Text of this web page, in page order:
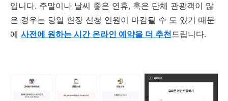
입니다. 주말이나 날씨 좋은 연휴, 혹은 단체 관광객이 많
은 경우는 당일 현장 신청 인원이 마감될 수 도 있기 때문
에 사전에 원하는 시간 온라인 예약을 더 추천드립니다.